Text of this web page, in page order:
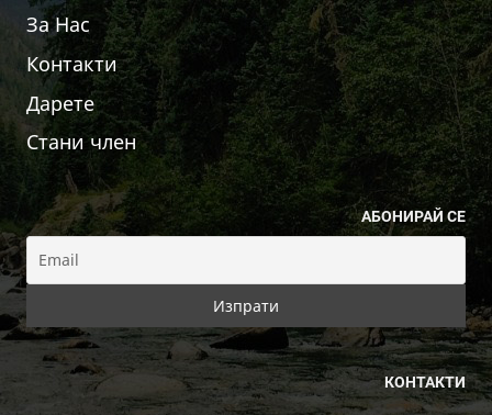
За Нас
Контакти
Дарете
Стани член
АБОНИРАЙ СЕ
КОНТАКТИ